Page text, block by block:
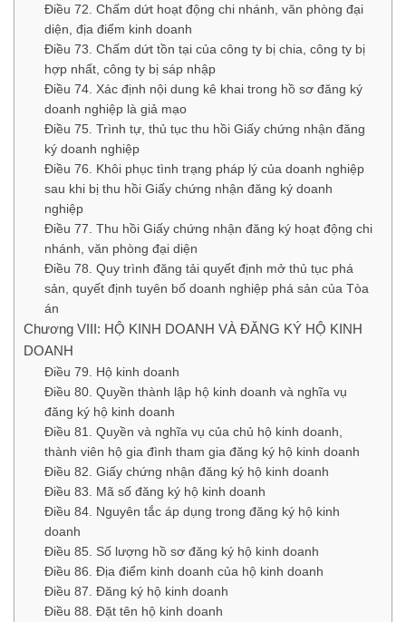
Điều 72. Chấm dứt hoạt động chi nhánh, văn phòng đại
diện, địa điểm kinh doanh
Điều 73. Chấm dứt tồn tại của công ty bị chia, công ty bị
hợp nhất, công ty bị sáp nhập
Điều 74. Xác định nội dung kê khai trong hồ sơ đăng ký
doanh nghiệp là giả mạo
Điều 75. Trình tự, thủ tục thu hồi Giấy chứng nhận đăng
ký doanh nghiệp
Điều 76. Khôi phục tình trạng pháp lý của doanh nghiệp
sau khi bị thu hồi Giấy chứng nhận đăng ký doanh
nghiệp
Điều 77. Thu hồi Giấy chứng nhận đăng ký hoạt động chi
nhánh, văn phòng đại diện
Điều 78. Quy trình đăng tải quyết định mở thủ tục phá
sản, quyết định tuyên bố doanh nghiệp phá sản của Tòa
án
Chương VIII: HỘ KINH DOANH VÀ ĐĂNG KÝ HỘ KINH
DOANH
Điều 79. Hộ kinh doanh
Điều 80. Quyền thành lập hộ kinh doanh và nghĩa vụ
đăng ký hộ kinh doanh
Điều 81. Quyền và nghĩa vụ của chủ hộ kinh doanh,
thành viên hộ gia đình tham gia đăng ký hộ kinh doanh
Điều 82. Giấy chứng nhận đăng ký hộ kinh doanh
Điều 83. Mã số đăng ký hộ kinh doanh
Điều 84. Nguyên tắc áp dụng trong đăng ký hộ kinh
doanh
Điều 85. Số lượng hồ sơ đăng ký hộ kinh doanh
Điều 86. Địa điểm kinh doanh của hộ kinh doanh
Điều 87. Đăng ký hộ kinh doanh
Điều 88. Đặt tên hộ kinh doanh